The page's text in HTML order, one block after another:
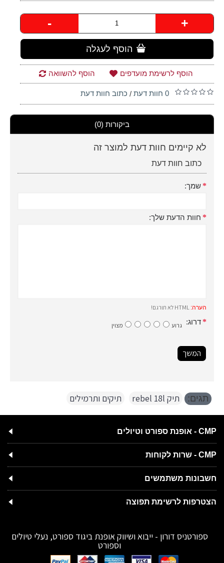
- +
הוסף לעגלה
הוסף לרשימת מועדפים הוסף להשוואה
0 חוות דעת / כתוב חוות דעת
ביקורות (0)
לא קיימים חוות דעת למוצר זה
כתוב חוות דעת
שמך:
חוות הדעת שלך:
הערה:
דרוג: גרוע מצוין
המשך
תגים: תיק rebel 18l תיקים ותרמילים
CMP - אופנת ספורט וטיולים
CMP - שרות לקוחות
חשבונות משתמשים
הצטרפות לרשימת תפוצה
ספורטניס דורון - ייבוא ושיווק אופנת ביגוד ספורט, נעלי טיולים
וספורט